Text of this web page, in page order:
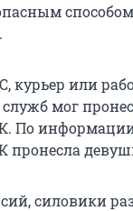
курьер или
мог
По
пронесла
силовики